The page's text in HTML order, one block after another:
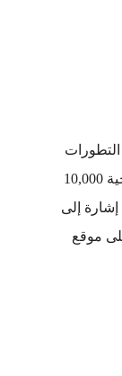
لإنشاء خط انتاج بمصنع اسمنت جازان بطاقة انتاجية 10,000
إلى
موقع